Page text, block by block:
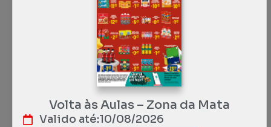
Volta às Aulas – Zona da Mata
Valido até:10/08/2026